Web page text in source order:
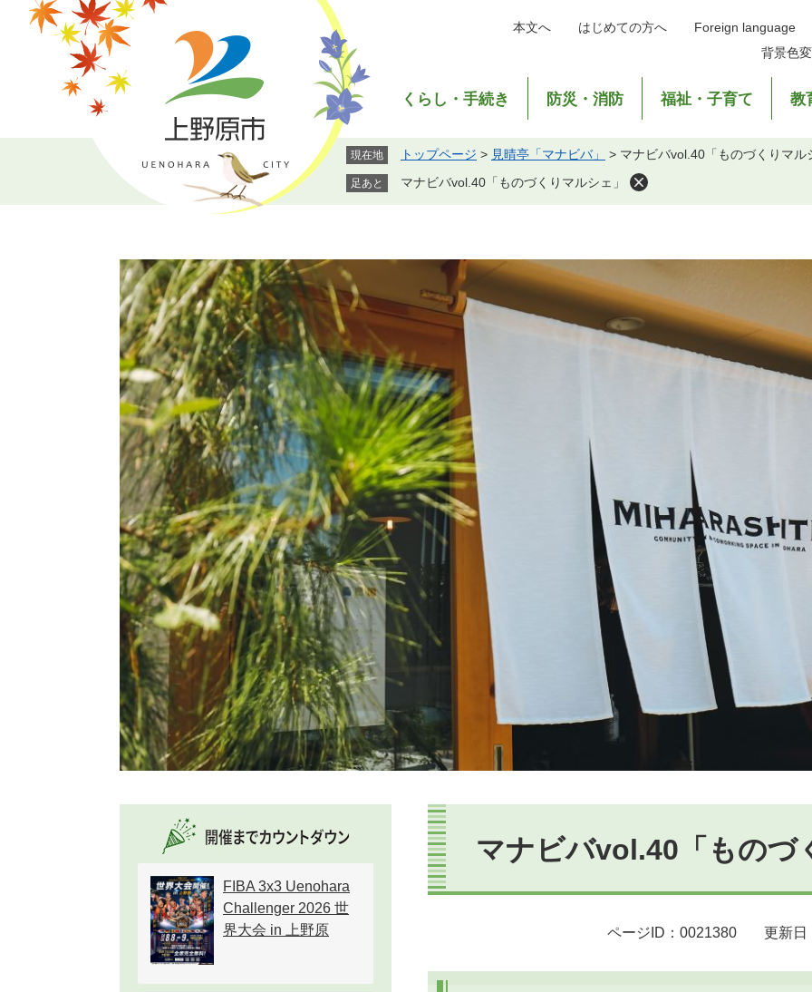
で
ば
本
本文へ はじめての方へ
Foreign language
背景色
くらし・手続き 防災・消防 福祉・子育て 教
現在地 トップページ > 見晴亭「マナビバ」 > マナビバvol.40「ものづくりマル
足あと マナビバvol.40「ものづくりマルシェ」
本
文
マナビバvol.40「ものづ
ページID：0021380 更新日
FIBA 3x3 Uenohara
Challenger 2026 世
界大会 in 上野原